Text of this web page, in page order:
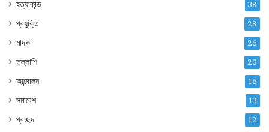
হত্যাকান্ড 38
প্রযুক্তি 28
মাদক 26
তল্লাশি 20
আন্দোলন 16
সমাবেশ 13
প্রচ্ছদ 12